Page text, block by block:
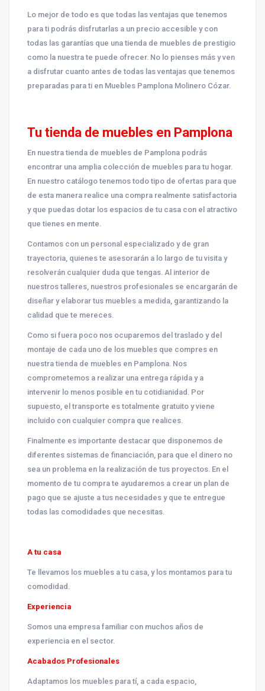
Lo mejor de todo es que todas las ventajas que tenemos
para ti podrás disfrutarlas a un precio accesible y con
todas las garantías que una tienda de muebles de prestigio
como la nuestra te puede ofrecer. No lo pienses más y ven
a disfrutar cuanto antes de todas las ventajas que tenemos
preparadas para ti en Muebles Pamplona Molinero Cózar.
Tu tienda de muebles en Pamplona
En nuestra tienda de muebles de Pamplona podrás
encontrar una amplia colección de muebles para tu hogar.
En nuestro catálogo tenemos todo tipo de ofertas para que
de esta manera realice una compra realmente satisfactoria
y que puedas dotar los espacios de tu casa con el atractivo
que tienes en mente.
Contamos con un personal especializado y de gran
trayectoria, quienes te asesorarán a lo largo de tu visita y
resolverán cualquier duda que tengas. Al interior de
nuestros talleres, nuestros profesionales se encargarán de
diseñar y elaborar tus muebles a medida, garantizando la
calidad que te mereces.
Como si fuera poco nos ocuparemos del traslado y del
montaje de cada uno de los muebles que compres en
nuestra tienda de muebles en Pamplona. Nos
comprometemos a realizar una entrega rápida y a
intervenir lo menos posible en tu cotidianidad. Por
supuesto, el transporte es totalmente gratuito y viene
incluido con cualquier compra que realices.
Finalmente es importante destacar que disponemos de
diferentes sistemas de financiación, para que el dinero no
sea un problema en la realización de tus proyectos. En el
momento de tu compra te ayudaremos a crear un plan de
pago que se ajuste a tus necesidades y que te entregue
todas las comodidades que necesitas.
A tu casa
Te llevamos los muebles a tu casa, y los montamos para tu
comodidad.
Experiencia
Somos una empresa familiar con muchos años de
experiencia en el sector.
Acabados Profesionales
Adaptamos los muebles para tí, a cada espacio,